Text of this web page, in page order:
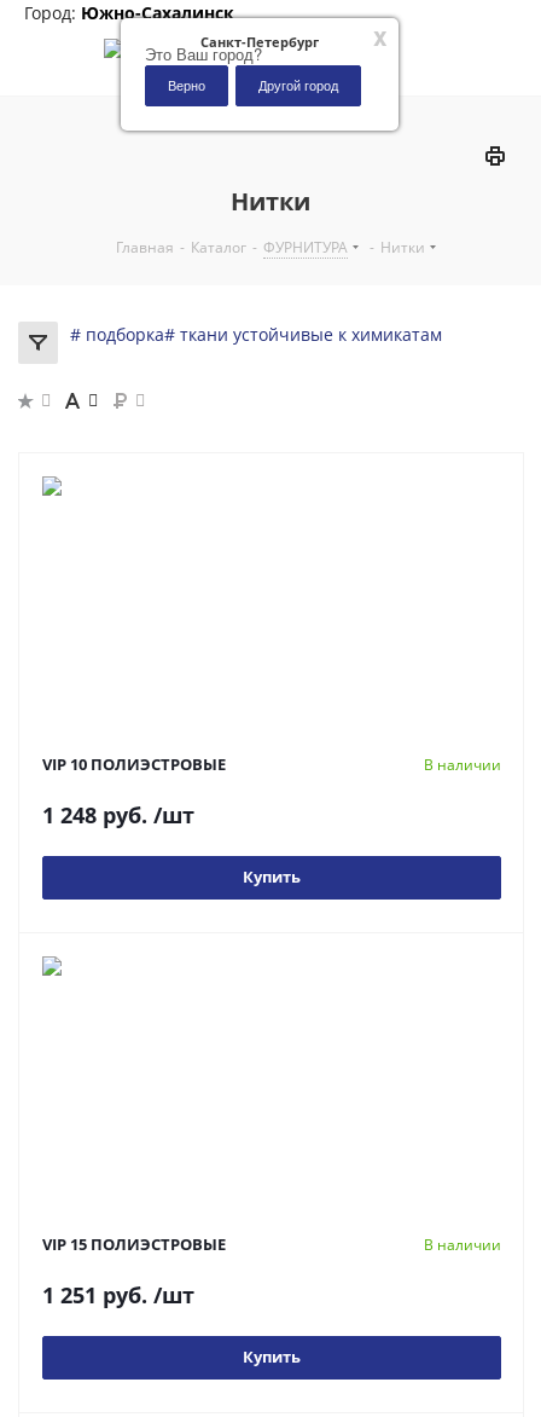
x
Санкт-Петербург
Это Ваш город?
Верно Другой город
Город: Южно-Сахалинск
Нитки
Главная - Каталог - ФУРНИТУРА - Нитки
# подборка# ткани устойчивые к химикатам
VIP 10 ПОЛИЭСТРОВЫЕ В наличии
1 248 руб. /шт
Купить
VIP 15 ПОЛИЭСТРОВЫЕ В наличии
1 251 руб. /шт
Купить